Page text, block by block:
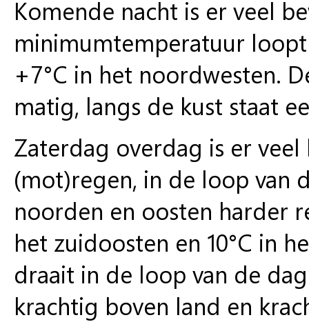
Komende nacht is er veel
minimumtemperatuur
+7°C in het noordwesten.
matig, langs de kust staat
Zaterdag overdag is er
(mot)regen, in de loop van
noorden en oosten harder
het zuidoosten en 10°C in
draait in de loop van de
krachtig boven land en